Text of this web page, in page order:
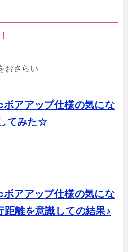
おさらい
アアップ仕様の気にな
てみた☆
アアップ仕様の気にな
離を意識しての結果♪